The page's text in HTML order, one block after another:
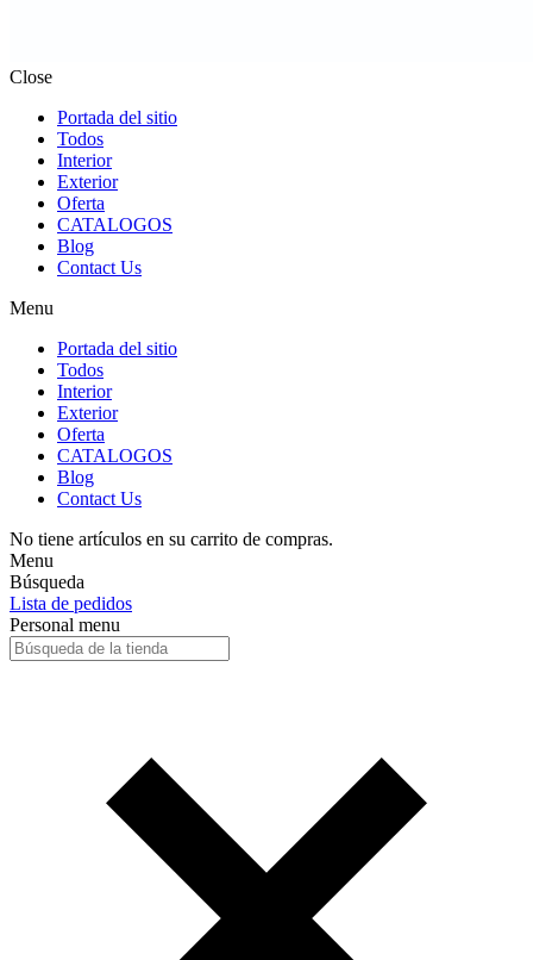
Close
Portada del sitio
Todos
Interior
Exterior
Oferta
CATALOGOS
Blog
Contact Us
Menu
Portada del sitio
Todos
Interior
Exterior
Oferta
CATALOGOS
Blog
Contact Us
No tiene artículos en su carrito de compras.
Menu
Búsqueda
Lista de pedidos
Personal menu